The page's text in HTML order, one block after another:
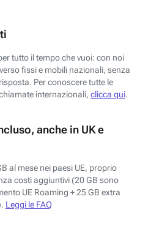
tutto il tempo che vuoi: con noi
verso fissi e mobili nazionali, senza
Per conoscere tutte le
internazionali, clicca qui.
anche in UK e
al mese nei paesi UE, proprio
costi aggiuntivi (20 GB sono
UE Roaming + 25 GB extra
Leggi le FAQ